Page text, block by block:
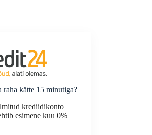
raha kätte 15 minutiga?
krediidikonto
esimene kuu 0%